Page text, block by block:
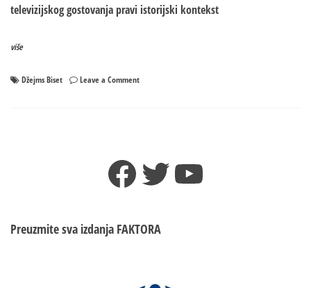
televizijskog gostovanja pravi istorijski kontekst
više
Džejms Biset Leave a Commenton
SAD
su
BiH
Facebook
TwitterYouTube
Preuzmite sva izdanja FAKTORA